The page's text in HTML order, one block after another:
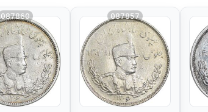
087857
087860